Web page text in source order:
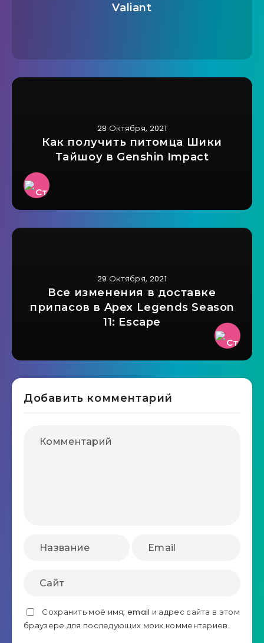
Valiant
28 Октября, 2021
Как получить питомца Шики
Тайшоу в Genshin Impact
29 Октября, 2021
Все изменения в доставке
припасов в Apex Legends Season
11: Escape
Добавить комментарий
Сохранить моё имя, email и адрес сайта в этом
браузере для последующих моих комментариев.